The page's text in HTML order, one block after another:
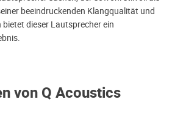
von Q Acoustics
beeindruckenden Klangqualität und
dieser Lautsprecher ein